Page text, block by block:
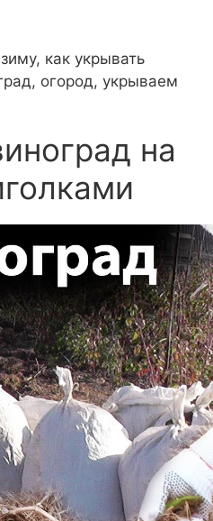
как укрывать
огород, укрываем
на